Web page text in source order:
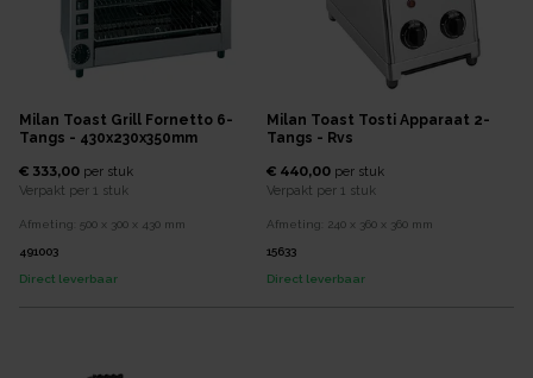
Milan Toast Grill Fornetto 6-
Tangs - 430x230x350mm
€ 333,00 per stuk
Verpakt per 1 stuk
Afmeting: 500 x 300 x 430 mm
491003
Direct leverbaar
Milan Toast Tosti Apparaat 2-
Tangs - Rvs
€ 440,00 per stuk
Verpakt per 1 stuk
Afmeting: 240 x 360 x 360 mm
15633
Direct leverbaar